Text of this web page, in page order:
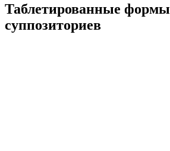
Таблетированные формы
суппозиториев